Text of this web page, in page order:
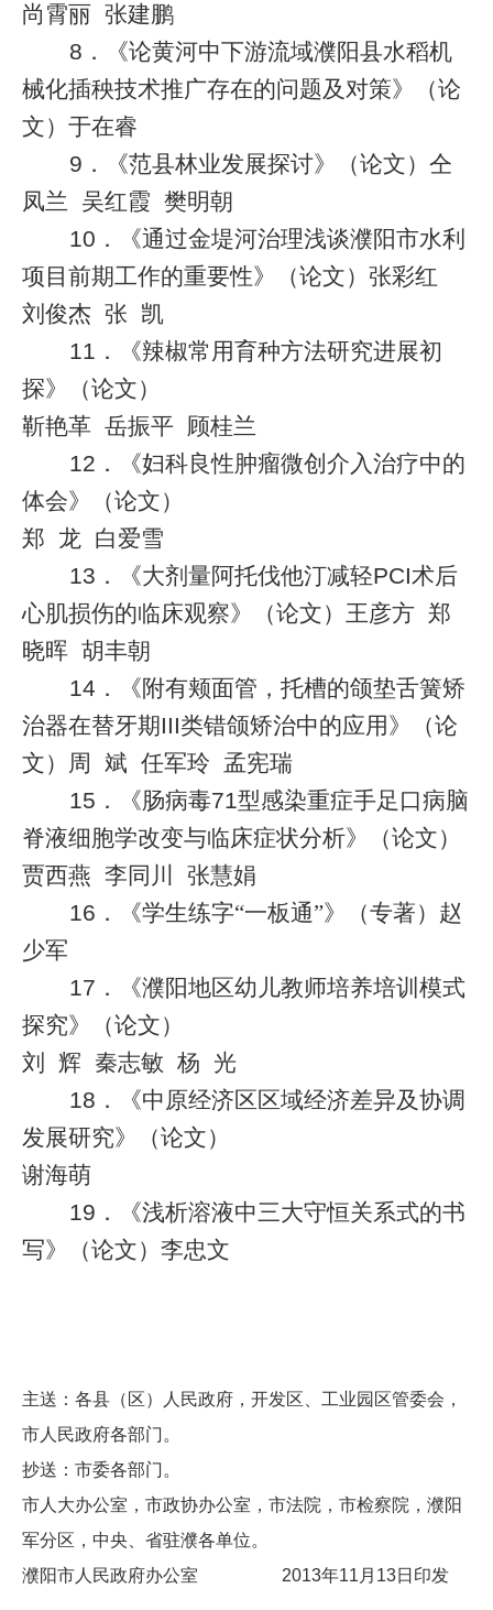
尚霄丽 张建鹏
8 ．《论黄河中下游流域濮阳县水稻机
械化插秧技术推广存在的问题及对策》（论
文）于在睿
9 ．《范县林业发展探讨》（论文）仝
凤兰 吴红霞 樊明朝
10 ．《通过金堤河治理浅谈濮阳市水利
项目前期工作的重要性》（论文）张彩红
刘俊杰 张 凯
11 ．《辣椒常用育种方法研究进展初
探》（论文）
靳艳革 岳振平 顾桂兰
12 ．《妇科良性肿瘤微创介入治疗中的
体会》（论文）
郑 龙 白爱雪
13 ．《大剂量阿托伐他汀减轻PCI术后
心肌损伤的临床观察》（论文）王彦方 郑
晓晖 胡丰朝
14 ．《附有颊面管，托槽的颌垫舌簧矫
治器在替牙期III类错颌矫治中的应用》（论
文）周
斌 任军玲 孟宪瑞
15 ．《肠病毒71型感染重症手足口病脑
脊液细胞学改变与临床症状分析》（论文）
贾西燕 李同川
张慧娟
16 ．《学生练字“一板通”》（专著）赵
少军
17 ．《濮阳地区幼儿教师培养培训模式
探究》（论文）
刘
辉 秦志敏 杨 光
18 ．《中原经济区区域经济差异及协调
发展研究》（论文）
谢海萌
19 ．《浅析溶液中三大守恒关系式的书
写》（论文）李忠文
主送：各县（区）人民政府，开发区、工业园区管委会，
市人民政府各部门。
抄送：市委各部门。
市人大办公室，市政协办公室，市法院，市检察院，濮阳
军分区，中央、省驻濮各单位。
濮阳市人民政府办公室 2013年11月13日印发